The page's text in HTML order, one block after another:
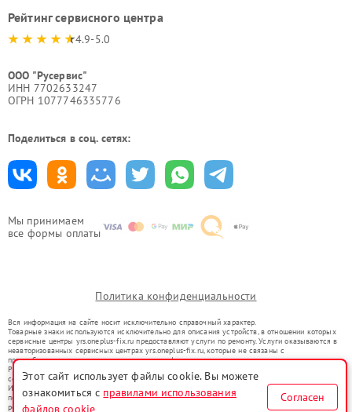
Мы принимаем
все формы оплаты
Рейтинг сервисного центра
4.9-5.0
ООО "Русервис"
ИНН 7702633247
ОГРН 1077746335776
Поделиться в соц. сетях:
Политика конфиденциальности
Вся информация на сайте носит исключительно справочный характер.
Товарные знаки используются исключительно для описания устройств, в отношении которых
сервисные центры yrs.oneplus-fix.ru предоставляют услуги по ремонту. Услуги оказываются в
неавторизованных сервисных центрах yrs.oneplus-fix.ru, которые не связаны с
правообладателями товарных знаков или их официальными представителями.
Ремонт осуществляется для устройств, уже введенных в гражданский оборот в соответствии
со статьей 1487 ГК РФ.
Использование товарных знаков не преследует цели индивидуализации услуг или введения
потребителей в заблуждение, а служит для информирования о предоставляемых услугах по
ремонту техники указанных брендов.
Этот сайт использует файлы cookie. Вы можете
ознакомиться с правилами использования
файлов cookie
Согласен